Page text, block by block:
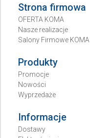
Strona firmowa
OFERTA KOMA
Nasze realizacje
Salony Firmowe KOMA
Produkty
Promocje
Nowości
Wyprzedaże
Informacje
Dostawy